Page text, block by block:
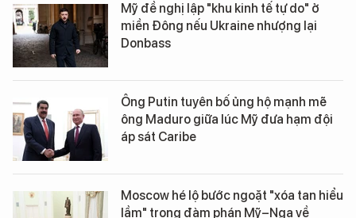
Mỹ đề nghị lập "khu kinh tế tự do" ở
miền Đông nếu Ukraine nhượng lại
Donbass
Ông Putin tuyên bố ủng hộ mạnh mẽ
ông Maduro giữa lúc Mỹ đưa hạm đội
áp sát Caribe
Moscow hé lộ bước ngoặt "xóa tan hiểu
lầm" trong đàm phán Mỹ–Nga về